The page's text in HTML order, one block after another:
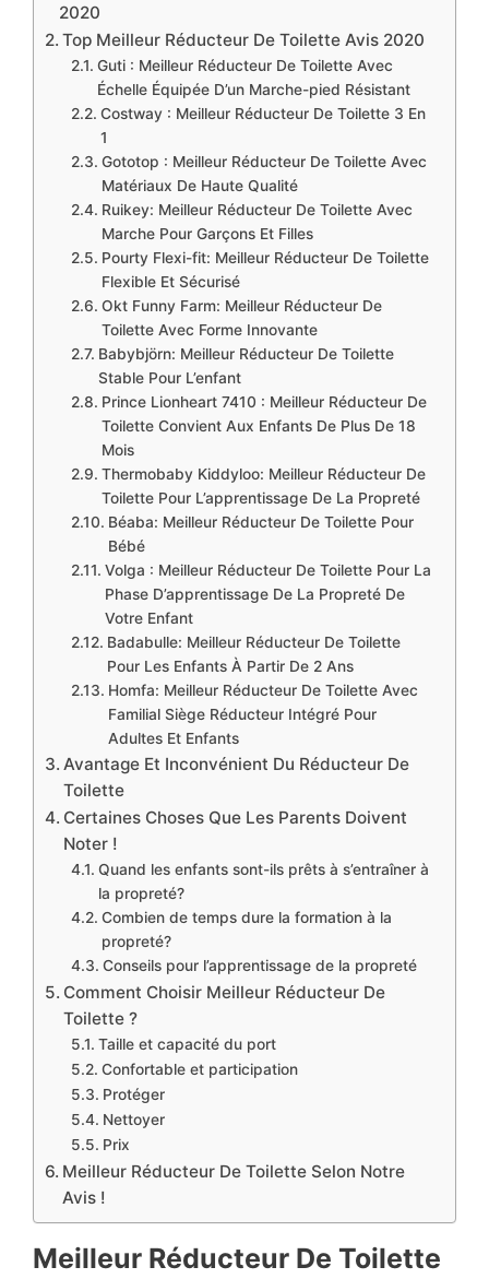
2020
​Top Meilleur Réducteur De Toilette Avis 2020
Guti : Meilleur Réducteur De Toilette Avec
Échelle Équipée D’un Marche-pied Résistant
Costway : Meilleur Réducteur De Toilette 3 En
1
Gototop : Meilleur Réducteur De Toilette Avec
Matériaux De Haute Qualité
​Ruikey: Meilleur Réducteur De Toilette Avec
Marche Pour Garçons Et Filles
Pourty Flexi-fit: Meilleur Réducteur De Toilette
Flexible Et Sécurisé
​Okt Funny Farm: Meilleur Réducteur De
Toilette Avec Forme Innovante
Babybjörn: Meilleur Réducteur De Toilette
Stable Pour L’enfant
​Prince Lionheart 7410 : Meilleur Réducteur De
Toilette Convient Aux Enfants De Plus De 18
Mois
Thermobaby Kiddyloo: Meilleur Réducteur De
Toilette Pour L’apprentissage De La Propreté
Béaba: Meilleur Réducteur De Toilette Pour
Bébé
Volga : Meilleur Réducteur De Toilette Pour La
Phase D’apprentissage De La Propreté De
Votre Enfant
Badabulle: Meilleur Réducteur De Toilette
Pour Les Enfants À Partir De 2 Ans
Homfa: Meilleur Réducteur De Toilette Avec
Familial Siège Réducteur Intégré Pour
Adultes Et Enfants
​Avantage Et Inconvénient Du Réducteur De
Toilette
​Certaines Choses Que Les Parents Doivent
Noter !
​Quand les enfants sont-ils prêts à s’entraîner à
la propreté?
​Combien de temps dure la formation à la
propreté?
​Conseils pour l’apprentissage de la propreté
Comment Choisir Meilleur Réducteur De
Toilette ?
Taille et capacité du port
Confortable et participation
Protéger
​Nettoyer
​Prix
​Meilleur Réducteur De Toilette Selon Notre
Avis !
​Meilleur Réducteur De Toilette